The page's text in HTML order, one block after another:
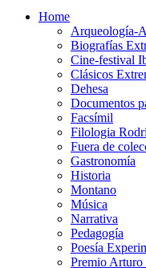
Home
Arqueología-
Biografías
Cine-festival
Clásicos
Dehesa
Documentos
Facsímil
Filologia
Fuera de
Gastronomía
Historia
Montano
Música
Narrativa
Pedagogía
Poesía
Premio Arturo